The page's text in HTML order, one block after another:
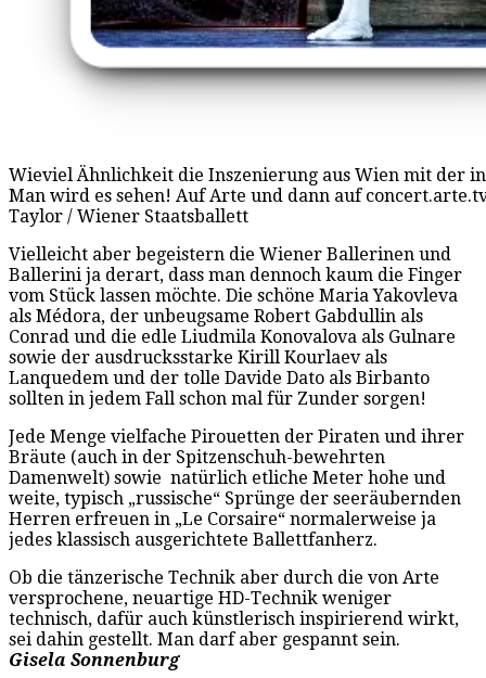
Wieviel Ähnlichkeit die Inszenierung aus Wien mit der
Man wird es sehen! Auf Arte und dann auf
Taylor / Wiener Staatsballett
Vielleicht aber begeistern die Wiener Ballerinen und
Ballerini ja derart, dass man dennoch kaum die Finger
vom Stück lassen möchte. Die schöne Maria Yakovleva
als Médora, der unbeugsame Robert Gabdullin als
Conrad und die edle Liudmila Konovalova als Gulnare
sowie der ausdrucksstarke Kirill Kourlaev als
Lanquedem und der tolle Davide Dato als Birbanto
sollten in jedem Fall schon mal für Zunder sorgen!
Jede Menge vielfache Pirouetten der Piraten und ihrer
Bräute (auch in der Spitzenschuh-bewehrten
Damenwelt) sowie natürlich etliche Meter hohe und
weite, typisch „russische“ Sprünge der seeräubernden
Herren erfreuen in „Le Corsaire“ normalerweise ja
jedes klassisch ausgerichtete Ballettfanherz.
Ob die tänzerische Technik aber durch die von Arte
versprochene, neuartige HD-Technik weniger
technisch, dafür auch künstlerisch inspirierend wirkt,
sei dahin gestellt. Man darf aber gespannt sein.
Gisela Sonnenburg